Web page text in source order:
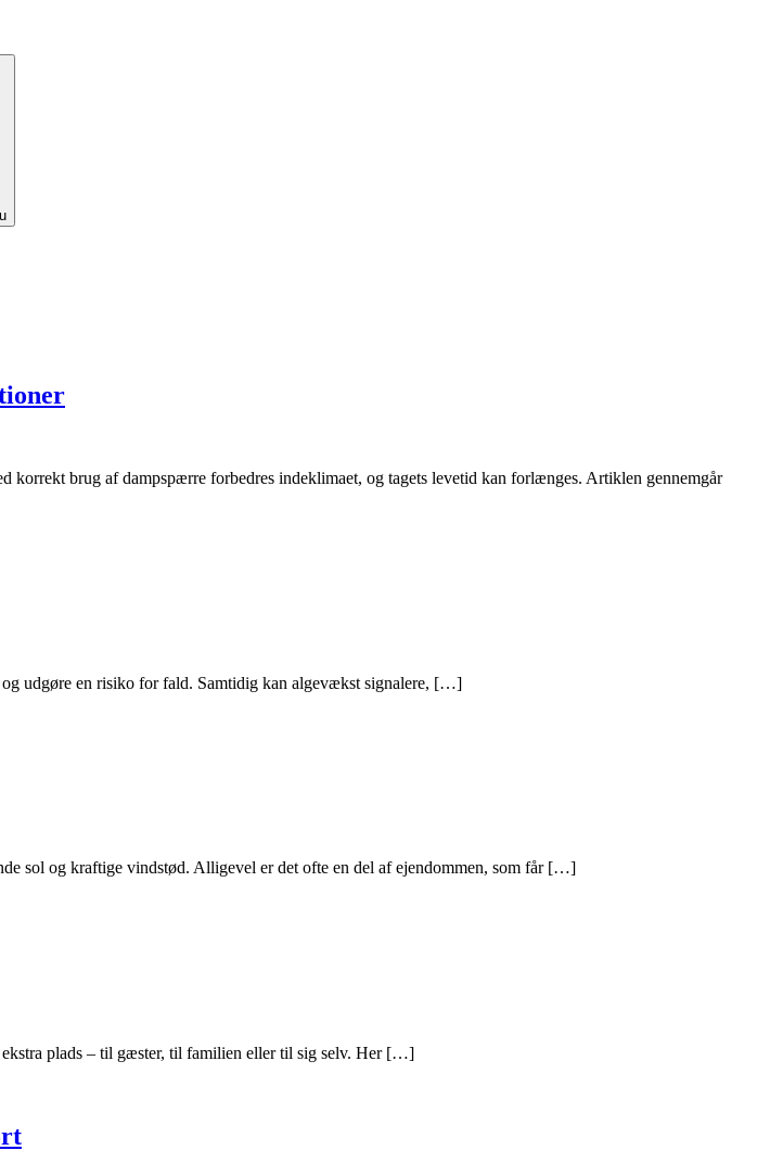
korrekt brug af dampspærre forbedres indeklimaet, og tagets levetid kan forlænges. Artiklen gennemgår
og udgøre en risiko for fald. Samtidig kan algevækst signalere, […]
sol og kraftige vindstød. Alligevel er det ofte en del af ejendommen, som får […]
ekstra plads – til gæster, til familien eller til sig selv. Her […]